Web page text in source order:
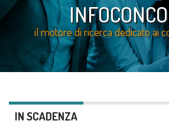
il motore di ricerca dedicato ai
IN SCADENZA